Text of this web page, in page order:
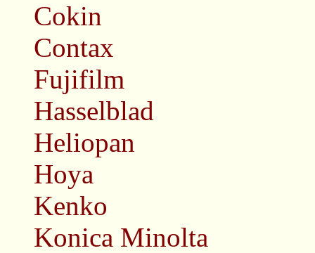
Cokin
Contax
Fujifilm
Hasselblad
Heliopan
Hoya
Kenko
Konica Minolta